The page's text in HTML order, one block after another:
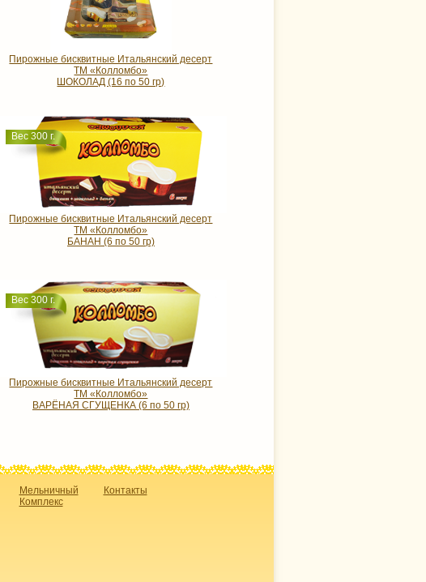
Пирожные бисквитные Итальянский десерт
ТМ «Колломбо»
ШОКОЛАД (16 по 50 гр)
Вес 300 г.
Пирожные бисквитные Итальянский десерт
ТМ «Колломбо»
БАНАН (6 по 50 гр)
Вес 300 г.
Пирожные бисквитные Итальянский десерт
ТМ «Колломбо»
ВАРЁНАЯ СГУЩЕНКА (6 по 50 гр)
Мельничный
Комплекс
Контакты